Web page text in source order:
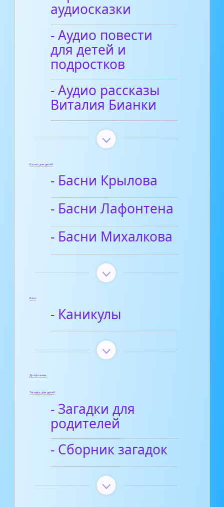
аудиосказки
- Аудио повести
для детей и
подростков
- Аудио рассказы
Виталия Бианки
Басни для детей
- Басни Крылова
- Басни Лафонтена
- Басни Михалкова
Блог
- Каникулы
Диафильмы
Загадки для детей
- Загадки для
родителей
- Сборник загадок